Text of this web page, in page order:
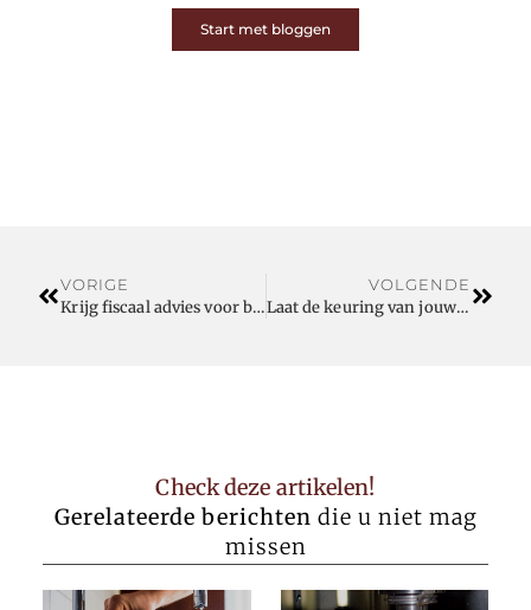
Start met bloggen
VORIGE
Krijg fiscaal advies voor bedrijven van een specialist
VOLGENDE
Laat de keuring van jouw elektrische installatie in Limburg voorbereiden
Check deze artikelen!
Gerelateerde berichten die u niet mag
missen